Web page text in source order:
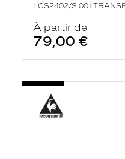
LCS2402/S 001
À partir de
79,00 €